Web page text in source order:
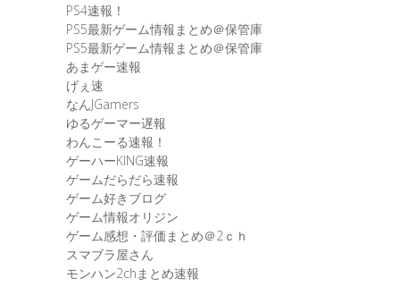
PS4速報！
PS5最新ゲーム情報まとめ＠保管庫
PS5最新ゲーム情報まとめ＠保管庫
あまゲー速報
げぇ速
なんJGamers
ゆるゲーマー遅報
わんこーる速報！
ゲーハーKING速報
ゲームだらだら速報
ゲーム好きブログ
ゲーム情報オリジン
ゲーム感想・評価まとめ＠2ｃｈ
スマブラ屋さん
モンハン2chまとめ速報